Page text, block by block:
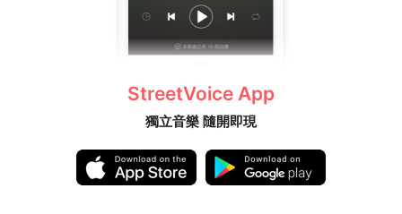
StreetVoice App
獨立音樂 隨開即現